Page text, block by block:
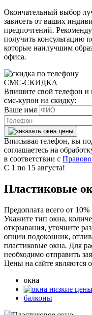
Окончательный выбор
зависеть от ваших
предпочтений.
получить консультацию
которые наилучшим
офиса.
СМС-СКИДКА
Впишите свой телефон и
смс-купон на скидку:
Ваше имя
Вписывая телефон, вы
соглашаетесь на
в соответствии с
С 1 по 15 августа!
Пластиковые
Предоплата всего от 10%
Укажите тип окна,
открывания, уточните
опции подоконник,
пластиковые окна. Для
необходимо отправить
Цены на сайте являются
окна
балконы